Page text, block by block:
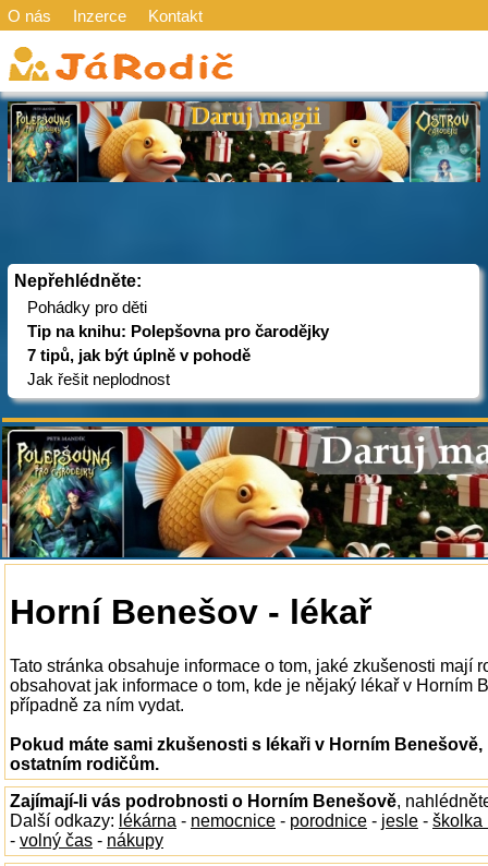
O nás Inzerce Kontakt
Nepřehlédněte:
Pohádky pro děti
Tip na knihu: Polepšovna pro čarodějky
7 tipů, jak být úplně v pohodě
Jak řešit neplodnost
Horní Benešov - lékař
Tato stránka obsahuje informace o tom, jaké zkušenosti mají
obsahovat jak informace o tom, kde je nějaký lékař v Horním
případně za ním vydat.
Pokud máte sami zkušenosti s lékaři v Horním
ostatním rodičům.
Zajímají-li vás podrobnosti o Horním Benešově,
Další odkazy: lékárna - nemocnice - porodnice - jesle - školka
- volný čas - nákupy